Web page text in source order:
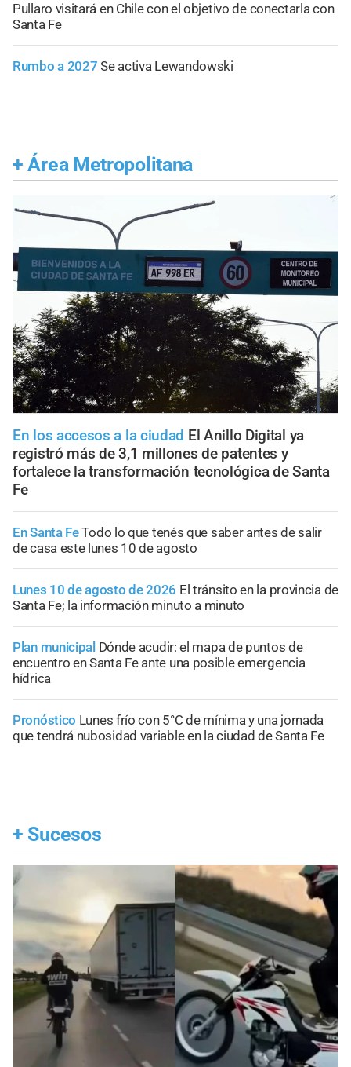
Pullaro visitará en Chile con el objetivo de conectarla con
Santa Fe
Rumbo a 2027 Se activa Lewandowski
+ Área Metropolitana
En los accesos a la ciudad El Anillo Digital ya
registró más de 3,1 millones de patentes y
fortalece la transformación tecnológica de Santa
Fe
En Santa FeTodo lo que tenés que saber antes de salir
de casa este lunes 10 de agosto
Lunes 10 de agosto de 2026 El tránsito en la provincia de
Santa Fe; la información minuto a minuto
Plan municipal Dónde acudir: el mapa de puntos de
encuentro en Santa Fe ante una posible emergencia
hídrica
Pronóstico Lunes frío con 5°C de mínima y una jornada
que tendrá nubosidad variable en la ciudad de Santa Fe
+ Sucesos